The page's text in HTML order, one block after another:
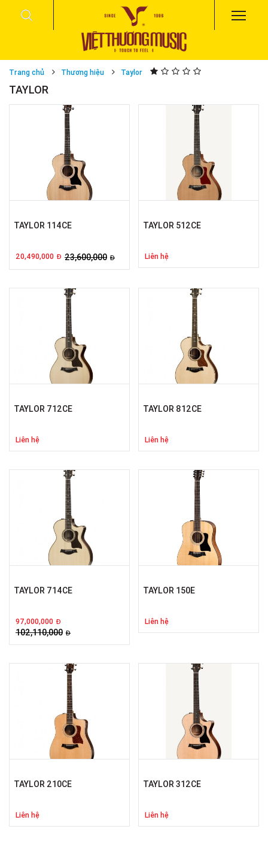
Trang chủ Thương hiệu Taylor
TAYLOR
TAYLOR 114CE
20,490,000 Đ 23,600,000 Đ
TAYLOR 512CE
Liên hệ
TAYLOR 712CE
Liên hệ
TAYLOR 812CE
Liên hệ
TAYLOR 714CE
97,000,000 Đ
102,110,000 Đ
TAYLOR 150E
Liên hệ
TAYLOR 210CE
Liên hệ
TAYLOR 312CE
Liên hệ